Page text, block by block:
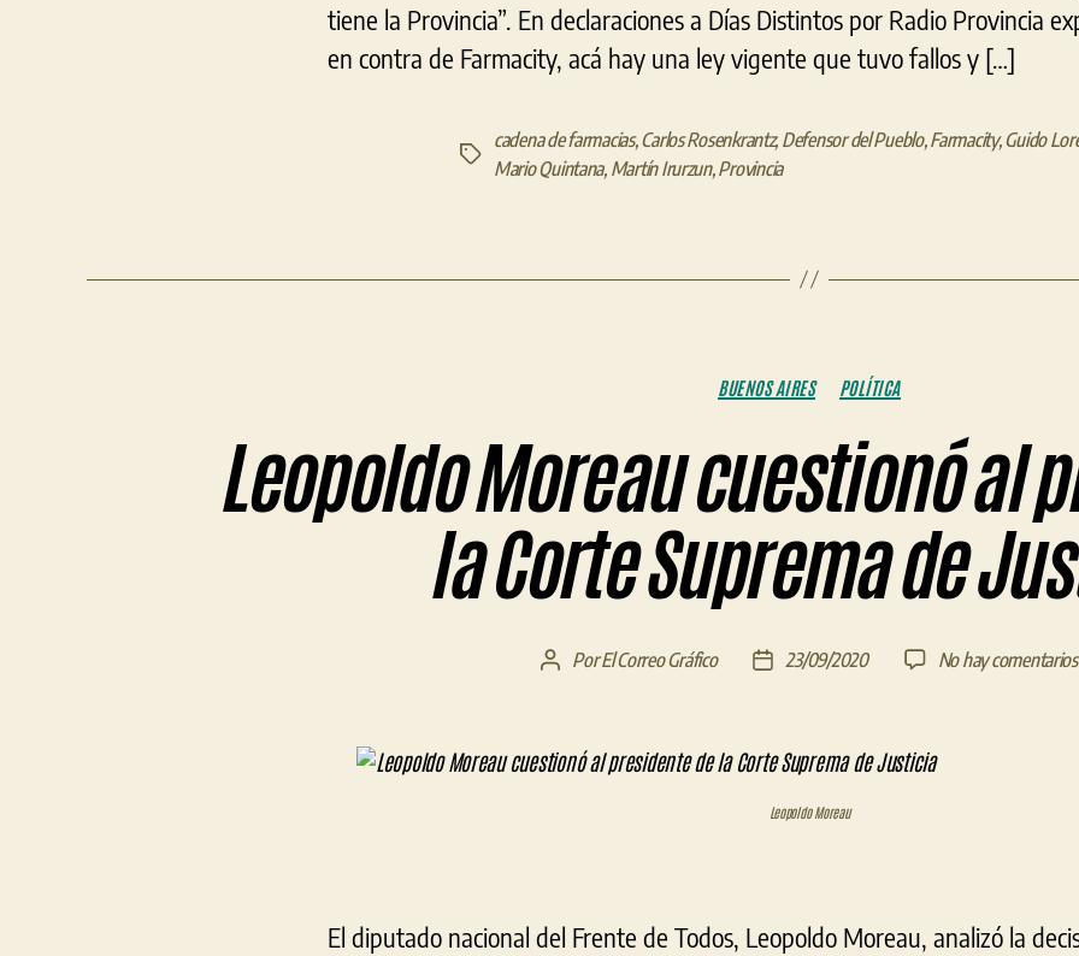
tiene la Provincia”. En declaraciones a Días Distintos por Radio Provincia
en contra de Farmacity, acá hay una ley vigente que tuvo fallos y […]
Etiquetas
cadena de farmacias,Carlos Rosenkrantz, Defensor del Pueblo,Farmacity,Guido
Mario Quintana, Martín Irurzun,Provincia
Categorías
BUENOS AIRES POLÍTICA
Leopoldo Moreau cuestionó al
la Corte Suprema de
Autor
entrada
PorEl Correo Gráfico
Fecha
entrada
23/09/2020 No hay comentarios
Leopoldo Moreau
El diputado nacional del Frente de Todos, Leopoldo Moreau, analizó la